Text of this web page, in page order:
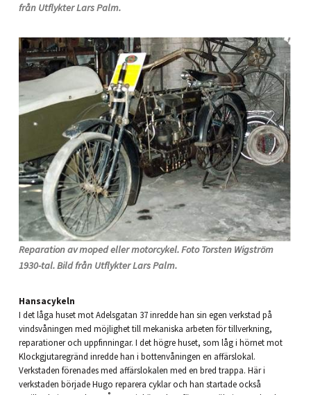
från Utflykter Lars Palm.
Reparation av moped eller motorcykel. Foto Torsten Wigström
1930-tal. Bild från Utflykter Lars Palm.
Hansacykeln
I det låga huset mot Adelsgatan 37 inredde han sin egen verkstad på
vindsvåningen med möjlighet till mekaniska arbeten för tillverkning,
reparationer och uppfinningar. I det högre huset, som låg i hörnet mot
Klockgjutaregränd inredde han i bottenvåningen en affärslokal.
Verkstaden förenades med affärslokalen med en bred trappa. Här i
verkstaden började Hugo reparera cyklar och han startade också